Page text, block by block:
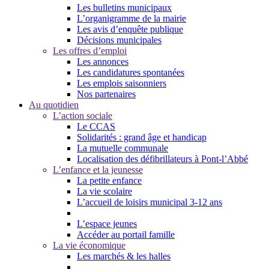
Les bulletins municipaux
L’organigramme de la mairie
Les avis d’enquête publique
Décisions municipales
Les offres d’emploi
Les annonces
Les candidatures spontanées
Les emplois saisonniers
Nos partenaires
Au quotidien
L’action sociale
Le CCAS
Solidarités : grand âge et handicap
La mutuelle communale
Localisation des défibrillateurs à Pont-l’Abbé
L’enfance et la jeunesse
La petite enfance
La vie scolaire
L’accueil de loisirs municipal 3-12 ans
L’espace jeunes
Accéder au portail famille
La vie économique
Les marchés & les halles